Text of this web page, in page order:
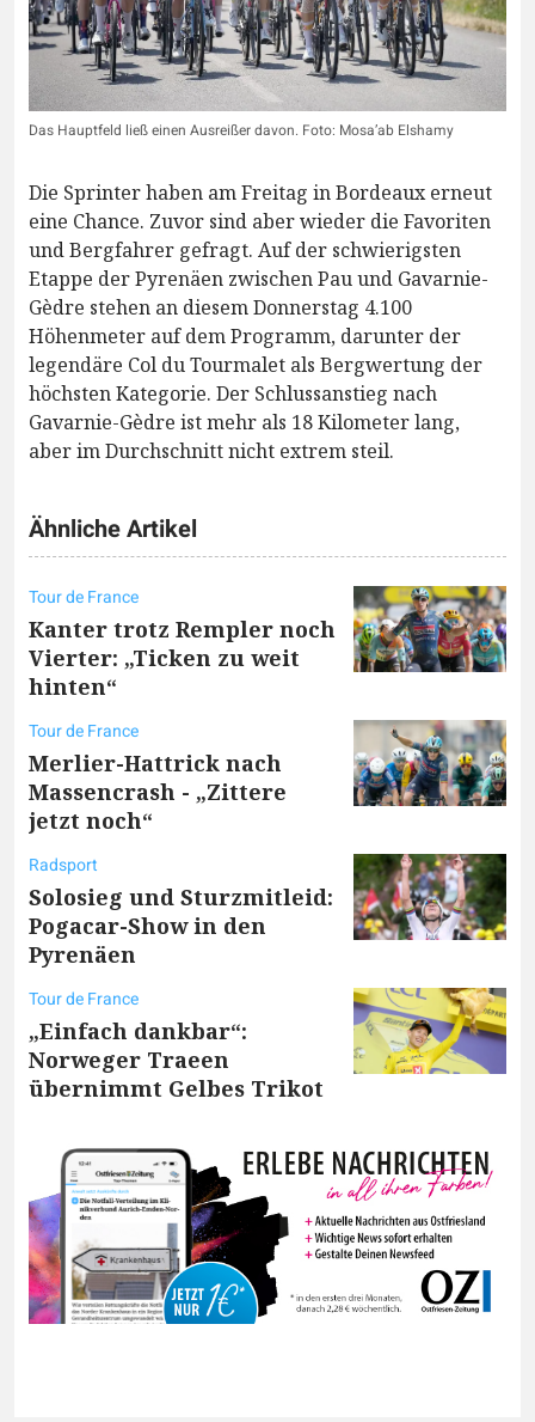
Das Hauptfeld ließ einen Ausreißer davon. Foto: Mosa’ab Elshamy
Die Sprinter haben am Freitag in Bordeaux erneut
eine Chance. Zuvor sind aber wieder die Favoriten
und Bergfahrer gefragt. Auf der schwierigsten
Etappe der Pyrenäen zwischen Pau und Gavarnie-
Gèdre stehen an diesem Donnerstag 4.100
Höhenmeter auf dem Programm, darunter der
legendäre Col du Tourmalet als Bergwertung der
höchsten Kategorie. Der Schlussanstieg nach
Gavarnie-Gèdre ist mehr als 18 Kilometer lang,
aber im Durchschnitt nicht extrem steil.
Ähnliche Artikel
Tour de France
Kanter trotz Rempler noch
Vierter: „Ticken zu weit
hinten“
Tour de France
Merlier-Hattrick nach
Massencrash - „Zittere
jetzt noch“
Radsport
Solosieg und Sturzmitleid:
Pogacar-Show in den
Pyrenäen
Tour de France
„Einfach dankbar“:
Norweger Traeen
übernimmt Gelbes Trikot